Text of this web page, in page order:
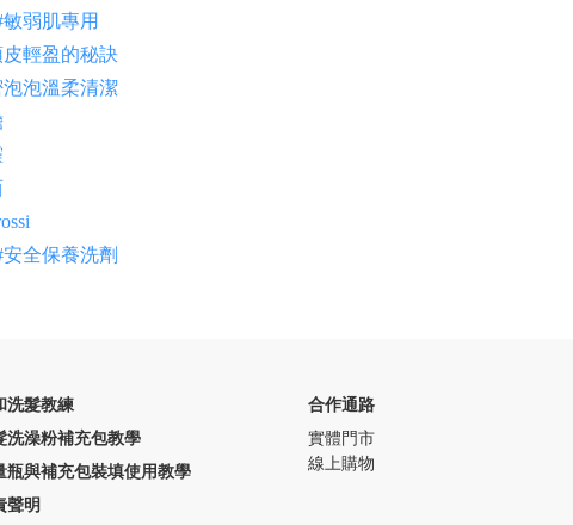
敏弱肌專用
輕盈的秘訣
泡溫柔清潔
安全保養洗劑
洗髮教練
洗澡粉補充包教學
瓶與補充包裝填使用教學
聲明
合作通路
實體門市
線上購物